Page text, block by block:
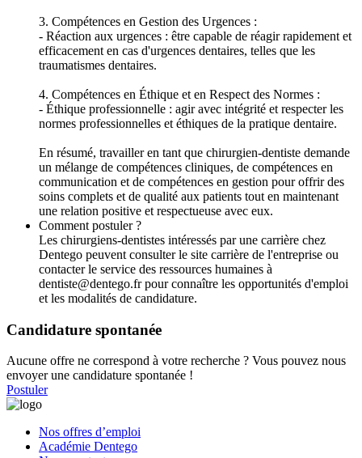
3. Compétences en Gestion des Urgences :
- Réaction aux urgences : être capable de réagir rapidement et
efficacement en cas d'urgences dentaires, telles que les
traumatismes dentaires.
4. Compétences en Éthique et en Respect des Normes :
- Éthique professionnelle : agir avec intégrité et respecter les
normes professionnelles et éthiques de la pratique dentaire.
En résumé, travailler en tant que chirurgien-dentiste demande
un mélange de compétences cliniques, de compétences en
communication et de compétences en gestion pour offrir des
soins complets et de qualité aux patients tout en maintenant
une relation positive et respectueuse avec eux.
Comment postuler ?
Les chirurgiens-dentistes intéressés par une carrière chez
Dentego peuvent consulter le site carrière de l'entreprise ou
contacter le service des ressources humaines à
dentiste@dentego.fr pour connaître les opportunités d'emploi
et les modalités de candidature.
Candidature spontanée
Aucune offre ne correspond à votre recherche ? Vous pouvez nous
envoyer une candidature spontanée !
Postuler
Nos offres d’emploi
Académie Dentego